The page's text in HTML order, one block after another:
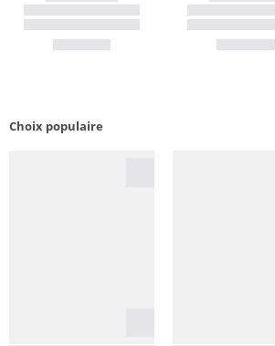
Choix populaire